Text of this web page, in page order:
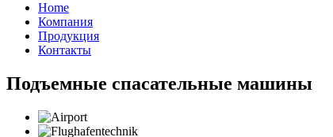
Home
Компания
Продукция
Контакты
Подъемные спасательные машины